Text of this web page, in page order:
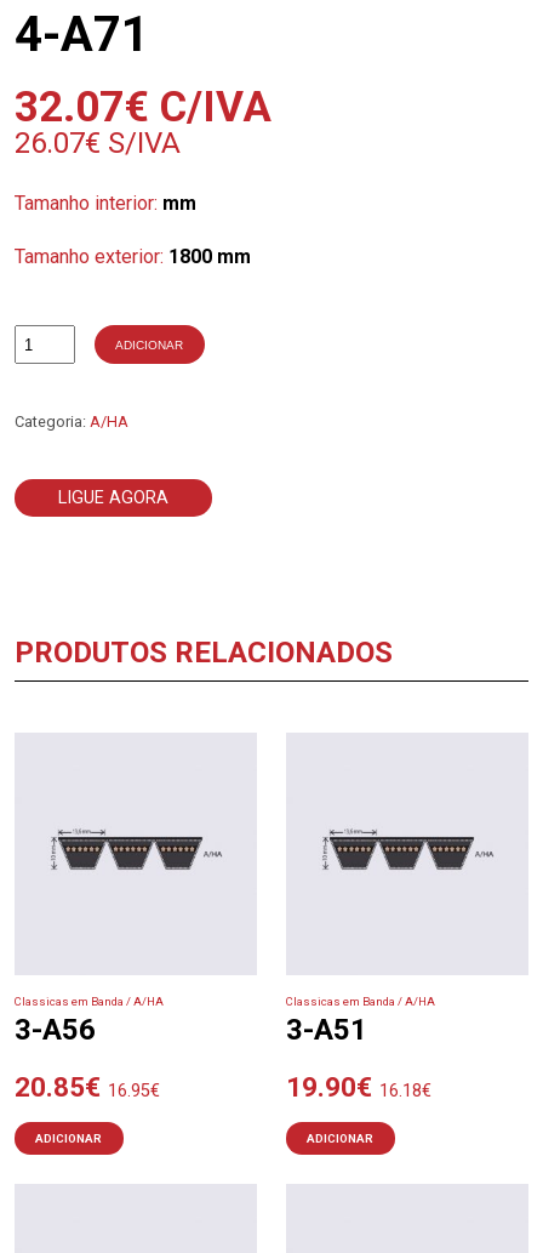
4-A71
32.07€ C/IVA
26.07€ S/IVA
Tamanho interior: mm
Tamanho exterior: 1800 mm
Quantidade
A71
ADICIONAR
Categoria: A/HA
LIGUE AGORA
PRODUTOS RELACIONADOS
Classicas em Banda / A/HA
3-A56
20.85€ 16.95€
ADICIONAR
Classicas em Banda / A/HA
3-A51
19.90€ 16.18€
ADICIONAR